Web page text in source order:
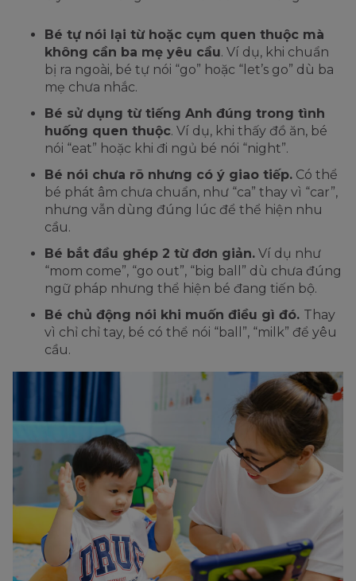
Bé tự nói lại từ hoặc cụm quen thuộc mà
không cần ba mẹ yêu cầu. Ví dụ, khi chuẩn
bị ra ngoài, bé tự nói “go” hoặc “let’s go” dù ba
mẹ chưa nhắc.
Bé sử dụng từ tiếng Anh đúng trong tình
huống quen thuộc. Ví dụ, khi thấy đồ ăn, bé
nói “eat” hoặc khi đi ngủ bé nói “night”.
Bé nói chưa rõ nhưng có ý giao tiếp. Có thể
bé phát âm chưa chuẩn, như “ca” thay vì “car”,
nhưng vẫn dùng đúng lúc để thể hiện nhu
cầu.
Bé bắt đầu ghép 2 từ đơn giản. Ví dụ như
“mom come”, “go out”, “big ball” dù chưa đúng
ngữ pháp nhưng thể hiện bé đang tiến bộ.
Bé chủ động nói khi muốn điều gì đó. Thay
vì chỉ chỉ tay, bé có thể nói “ball”, “milk” để yêu
cầu.